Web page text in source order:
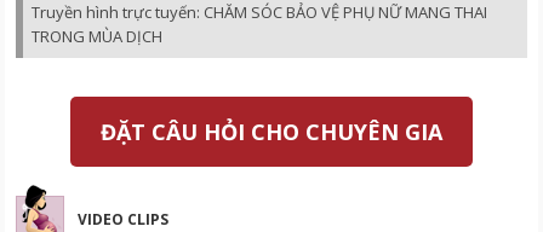
Truyền hình trực tuyến: CHĂM SÓC BẢO VỆ PHỤ NỮ MANG THAI
TRONG MÙA DỊCH
ĐẶT CÂU HỎI CHO CHUYÊN GIA
VIDEO CLIPS